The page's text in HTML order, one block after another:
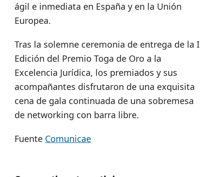
ágil e inmediata en España y en la Unión
Europea.
Tras la solemne ceremonia de entrega de la I
Edición del Premio Toga de Oro a la
Excelencia Jurídica, los premiados y sus
acompañantes disfrutaron de una exquisita
cena de gala continuada de una sobremesa
de networking con barra libre.
Fuente Comunicae